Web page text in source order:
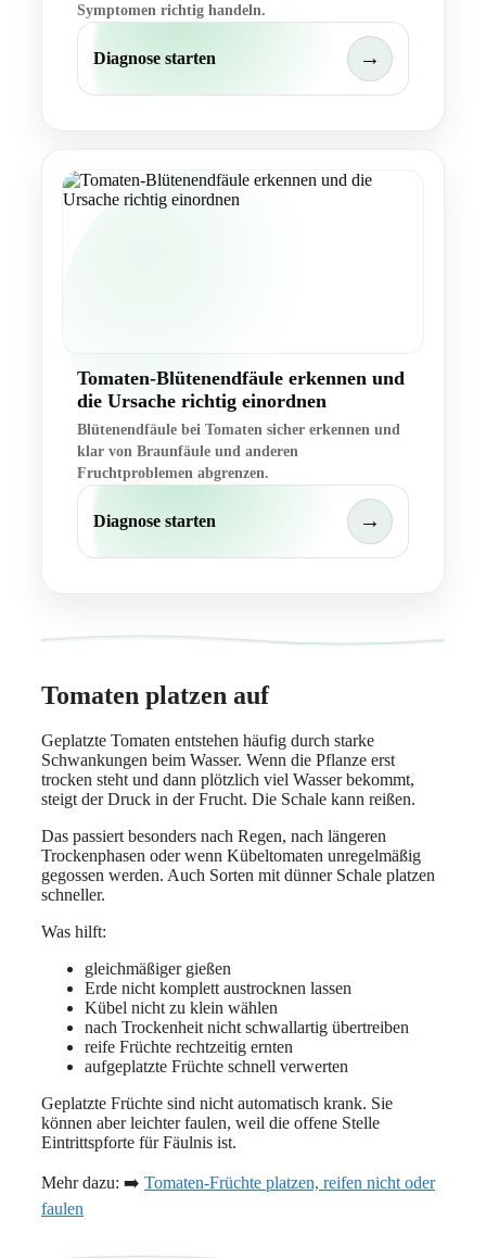
Symptomen richtig handeln.
Diagnose starten →
Tomaten-Blütenendfäule erkennen und
die Ursache richtig einordnen
Blütenendfäule bei Tomaten sicher erkennen und
klar von Braunfäule und anderen
Fruchtproblemen abgrenzen.
Diagnose starten →
Tomaten platzen auf
Geplatzte Tomaten entstehen häufig durch starke
Schwankungen beim Wasser. Wenn die Pflanze erst
trocken steht und dann plötzlich viel Wasser bekommt,
steigt der Druck in der Frucht. Die Schale kann reißen.
Das passiert besonders nach Regen, nach längeren
Trockenphasen oder wenn Kübeltomaten unregelmäßig
gegossen werden. Auch Sorten mit dünner Schale platzen
schneller.
Was hilft:
gleichmäßiger gießen
Erde nicht komplett austrocknen lassen
Kübel nicht zu klein wählen
nach Trockenheit nicht schwallartig übertreiben
reife Früchte rechtzeitig ernten
aufgeplatzte Früchte schnell verwerten
Geplatzte Früchte sind nicht automatisch krank. Sie
können aber leichter faulen, weil die offene Stelle
Eintrittspforte für Fäulnis ist.
Mehr dazu: ➡️ Tomaten-Früchte platzen, reifen nicht oder
faulen